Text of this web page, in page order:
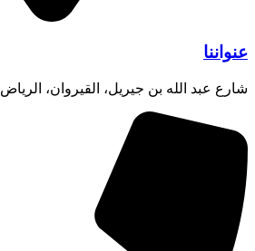
عنواننا
شارع عبد الله بن جيريل، القيروان، الرياض